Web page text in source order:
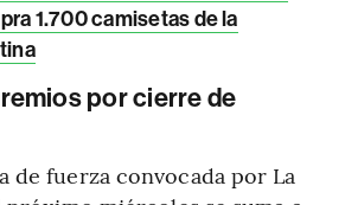
1.700 camisetas de la
por cierre de
de fuerza convocada por La